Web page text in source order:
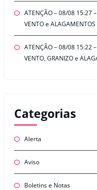
ATENÇÃO – 08/08 15:27 –
VENTO e
ATENÇÃO – 08/08 15:22 –
VENTO, GRANIZO e
Categorias
Alerta
Aviso
Boletins e Notas